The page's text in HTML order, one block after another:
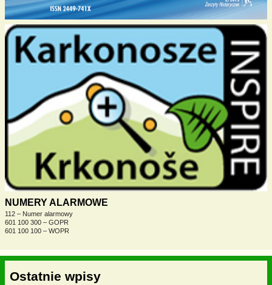
NUMERY ALARMOWE
112 – Numer alarmowy
601 100 300 – GOPR
601 100 100 – WOPR
Ostatnie wpisy